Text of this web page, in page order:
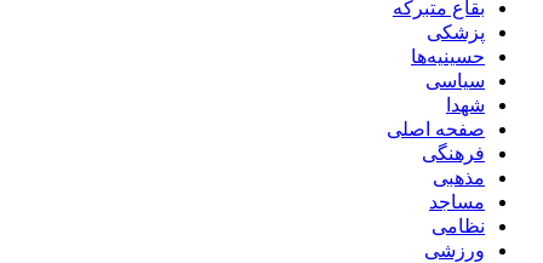
بقاع متبرکه
پزشکی
حسینیه‌ها
سیاسی
شهدا
صفحه اصلی
فرهنگی
مذهبی
مساجد
نظامی
ورزشی